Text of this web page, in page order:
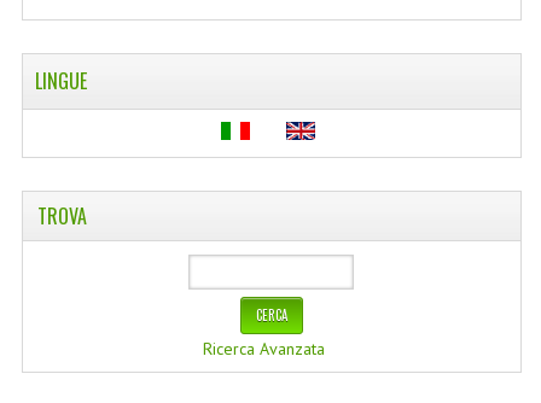
FITOTERAPIA NEWS
LINEA OK
SCAMBIO LINKS
CONTATTACI
LINGUE
TROVA
Ricerca Avanzata